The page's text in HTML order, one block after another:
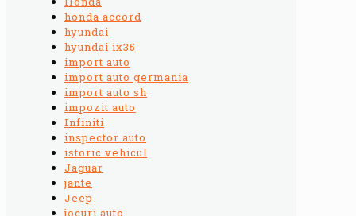
honda accord
hyundai
hyundai ix35
import auto
import auto germania
import auto sh
impozit auto
Infiniti
inspector auto
istoric vehicul
Jaguar
jante
Jeep
jocuri auto